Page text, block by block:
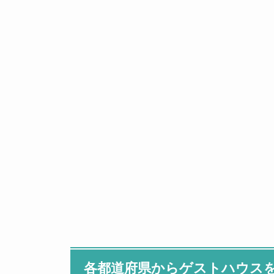
各都道府県からゲストハウス